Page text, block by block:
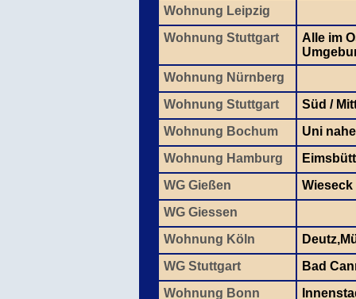
Wohnung Leipzig
Wohnung Stuttgart
Alle im
Wohnung Nürnberg
Wohnung Stuttgart
Süd /
Wohnung Bochum
Uni nahe
Wohnung Hamburg
WG Gießen
Wieseck
WG Giessen
Wohnung Köln
WG Stuttgart
Bad
Wohnung Bonn